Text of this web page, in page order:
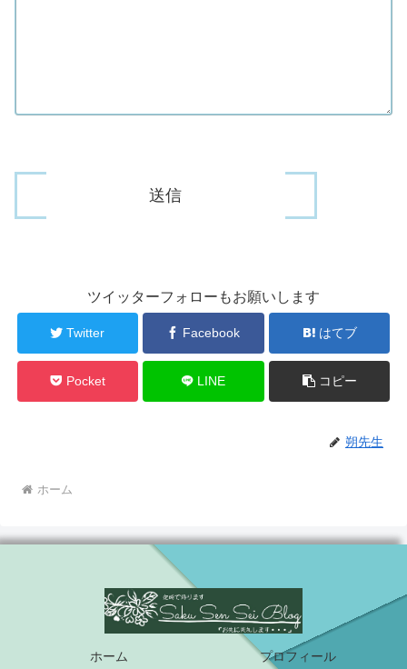
ツイッターフォローもお願いします
Twitter Facebook はてブ
Pocket LINE コピー
朔先生
ホーム
ホーム プロフィール